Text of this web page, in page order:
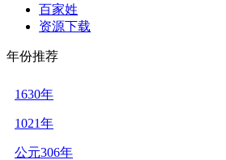
百家姓
资源下载
年份推荐
1630年
1021年
公元306年